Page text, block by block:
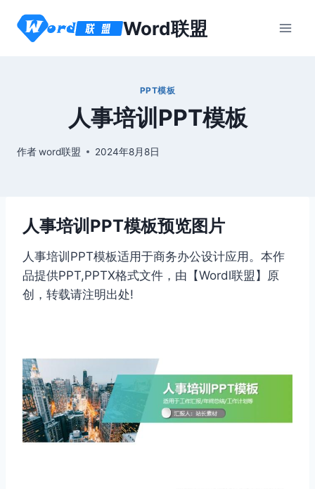
Word联盟
PPT模板
人事培训PPT模板
作者word联盟 2024年8月8日
人事培训PPT模板预览图片
人事培训PPT模板适用于商务办公设计应用。本作
品提供PPT,PPTX格式文件，由【Wordl联盟】原
创，转载请注明出处!